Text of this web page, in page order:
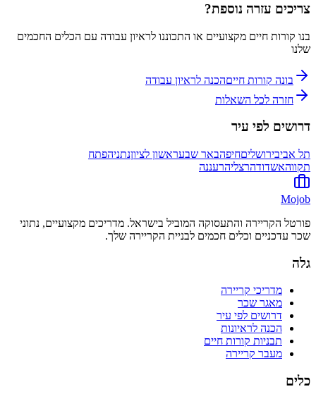
צריכים עזרה נוספת?
בנו קורות חיים מקצועיים או התכוננו לראיון עבודה עם הכלים החכמים
שלנו
בונה קורות חייםהכנה לראיון עבודה
חזרה לכל השאלות
דרושים לפי עיר
תל אביבירושליםחיפהבאר שבעראשון לציוןנתניהפתח
תקווהאשדודהרצליהרעננה
Mojob
פורטל הקריירה והתעסוקה המוביל בישראל. מדריכים מקצועיים, נתוני
שכר עדכניים וכלים חכמים לבניית הקריירה שלך.
גלה
מדריכי קריירה
מאגר שכר
דרושים לפי עיר
הכנה לראיונות
תבניות קורות חיים
מעבר קריירה
כלים